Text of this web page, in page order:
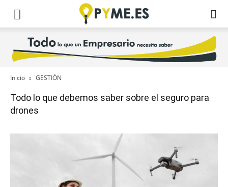
Inicio GESTIÓN
Todo lo que debemos saber sobre el seguro para
drones